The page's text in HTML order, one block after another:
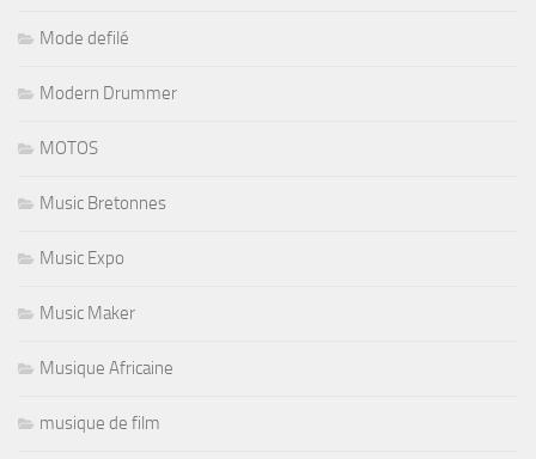
Mode defilé
Modern Drummer
MOTOS
Music Bretonnes
Music Expo
Music Maker
Musique Africaine
musique de film